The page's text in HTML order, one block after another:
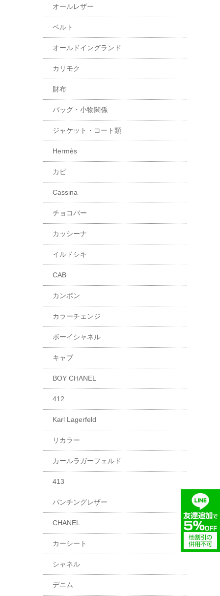
オールレザー
ベルト
オールドイングランド
カリモク
財布
バッグ・小物関係
ジャケット・コート類
Hermès
カビ
Cassina
チョコバー
カッシーナ
イルドシキ
CAB
カンボン
カラーチェンジ
ボーイシャネル
キャブ
BOY CHANEL
412
Karl Lagerfeld
リカラー
カールラガーフェルド
413
パンチングレザー
CHANEL
カーシート
シャネル
デニム